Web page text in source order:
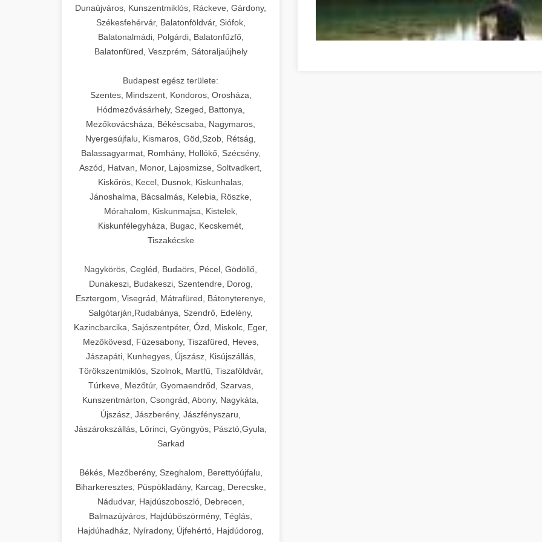
Dunaújváros, Kunszentmiklós, Ráckeve, Gárdony,
Székesfehérvár, Balatonföldvár, Siófok,
Balatonalmádi, Polgárdi, Balatonfűzfő,
Balatonfüred, Veszprém, Sátoraljaújhely
Budapest egész területe:
Szentes, Mindszent, Kondoros, Orosháza,
Hódmezővásárhely, Szeged, Battonya,
Mezőkovácsháza, Békéscsaba, Nagymaros,
Nyergesújfalu, Kismaros, Göd,Szob, Rétság,
Balassagyarmat, Romhány, Hollókő, Szécsény,
Aszód, Hatvan, Monor, Lajosmizse, Soltvadkert,
Kiskőrös, Kecel, Dusnok, Kiskunhalas,
Jánoshalma, Bácsalmás, Kelebia, Röszke,
Mórahalom, Kiskunmajsa, Kistelek,
Kiskunfélegyháza, Bugac, Kecskemét,
Tiszakécske
Nagykörös, Cegléd, Budaörs, Pécel, Gödöllő,
Dunakeszi, Budakeszi, Szentendre, Dorog,
Esztergom, Visegrád, Mátrafüred, Bátonyterenye,
Salgótarján,Rudabánya, Szendrő, Edelény,
Kazincbarcika, Sajószentpéter, Ózd, Miskolc, Eger,
Mezőkövesd, Füzesabony, Tiszafüred, Heves,
Jászapáti, Kunhegyes, Újszász, Kisújszállás,
Törökszentmiklós, Szolnok, Martfű, Tiszaföldvár,
Túrkeve, Mezőtúr, Gyomaendrőd, Szarvas,
Kunszentmárton, Csongrád, Abony, Nagykáta,
Újszász, Jászberény, Jászfényszaru,
Jászárokszállás, Lőrinci, Gyöngyös, Pásztó,Gyula,
Sarkad
Békés, Mezőberény, Szeghalom, Berettyóújfalu,
Biharkeresztes, Püspökladány, Karcag, Derecske,
Nádudvar, Hajdúszoboszló, Debrecen,
Balmazújváros, Hajdúböszörmény, Téglás,
Hajdúhadház, Nyíradony, Újfehértó, Hajdúdorog,